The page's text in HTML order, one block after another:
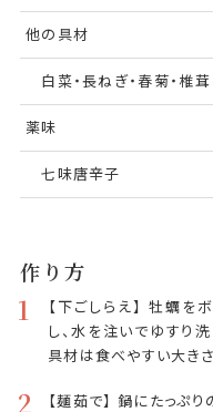
他の具材
白菜・長ねぎ・春菊・椎
薬味
七味唐辛子
作り方
1
【下ごしらえ】 牡蠣を
し、水を注いでゆすり
具材は食べやすい大きさ
2 【麺茹で】 鍋にたっぷ